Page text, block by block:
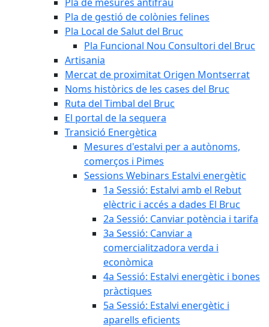
Pla de gestió de colònies felines
Pla Local de Salut del Bruc
Pla Funcional Nou Consultori del Bruc
Artisania
Mercat de proximitat Origen Montserrat
Noms històrics de les cases del Bruc
Ruta del Timbal del Bruc
El portal de la sequera
Transició Energètica
Mesures d'estalvi per a autònoms,
comerços i Pimes
Sessions Webinars Estalvi energètic
1a Sessió: Estalvi amb el Rebut
elèctric i accés a dades El Bruc
2a Sessió: Canviar potència i tarifa
3a Sessió: Canviar a
comercialitzadora verda i
econòmica
4a Sessió: Estalvi energètic i bones
pràctiques
5a Sessió: Estalvi energètic i
aparells eficients